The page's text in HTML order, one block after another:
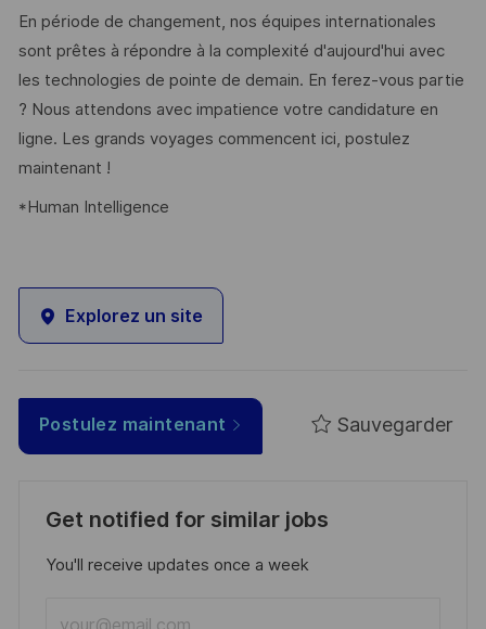
En période de changement, nos équipes internationales
sont prêtes à répondre à la complexité d'aujourd'hui avec
les technologies de pointe de demain. En ferez-vous partie
? Nous attendons avec impatience votre candidature en
ligne. Les grands voyages commencent ici, postulez
maintenant !
*Human Intelligence
Explorez un site
Postulez maintenant Sauvegarder
Get notified for similar jobs
You'll receive updates once a week